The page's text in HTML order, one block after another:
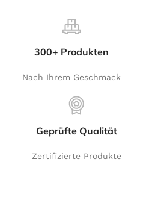
300+ Produkten
Nach Ihrem Geschmack
Geprüfte Qualität
Zertifizierte Produkte